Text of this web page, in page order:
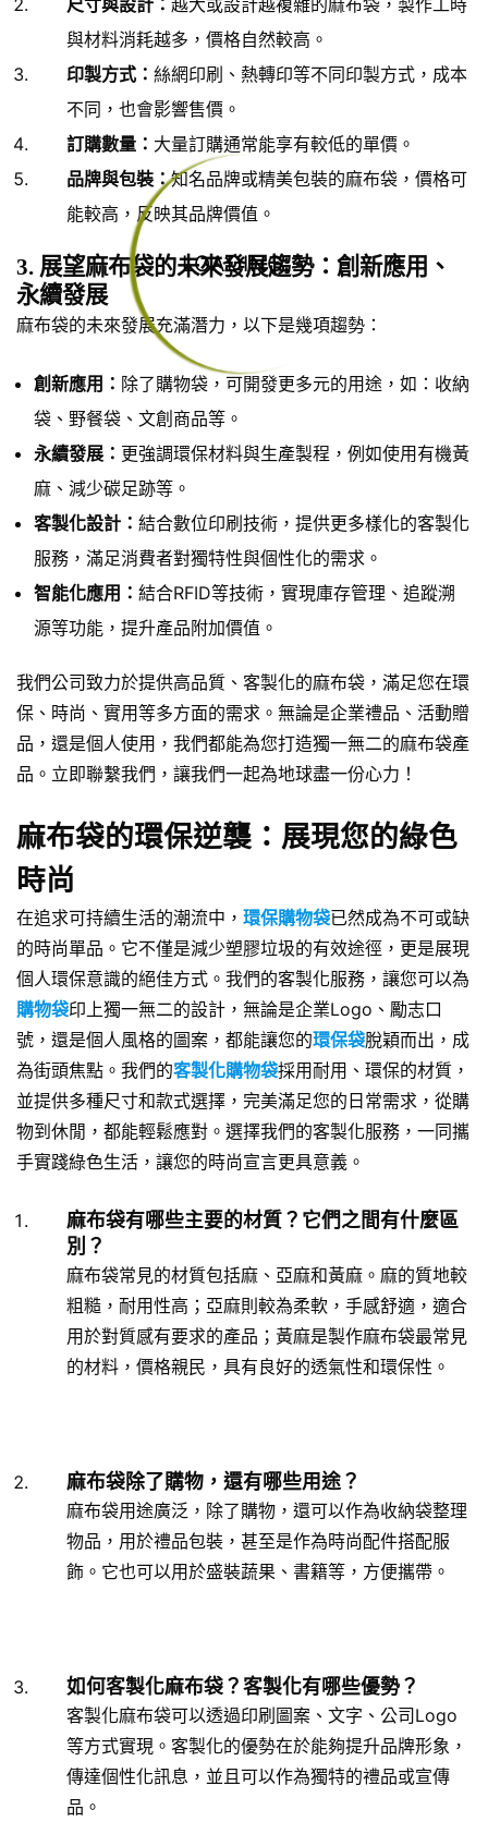
LOADING...
尺寸與設計： 越大或設計越複雜的麻布袋，製作工時
與材料消耗越多，價格自然較高。
印製方式： 絲網印刷、熱轉印等不同印製方式，成本
不同，也會影響售價。
訂購數量： 大量訂購通常能享有較低的單價。
品牌與包裝：知名品牌或精美包裝的麻布袋，價格可
能較高，反映其品牌價值。
3. 展望麻布袋的未來發展趨勢：創新應用、
永續發展
麻布袋的未來發展充滿潛力，以下是幾項趨勢：
創新應用： 除了購物袋，可開發更多元的用途，如：收納
袋、野餐袋、文創商品等。
永續發展： 更強調環保材料與生產製程，例如使用有機黃
麻、減少碳足跡等。
客製化設計： 結合數位印刷技術，提供更多樣化的客製化
服務，滿足消費者對獨特性與個性化的需求。
智能化應用： 結合RFID等技術，實現庫存管理、追蹤溯
源等功能，提升產品附加價值。
我們公司致力於提供高品質、客製化的麻布袋，滿足您在環
保、時尚、實用等多方面的需求。無論是企業禮品、活動贈
品，還是個人使用，我們都能為您打造獨一無二的麻布袋產
品。立即聯繫我們，讓我們一起為地球盡一份心力！
麻布袋的環保逆襲：展現您的綠色
時尚
在追求可持續生活的潮流中， 環保購物袋已然成為不可或缺
的時尚單品。它不僅是減少塑膠垃圾的有效途徑，更是展現
個人環保意識的絕佳方式。我們的客製化服務，讓您可以為
購物袋印上獨一無二的設計，無論是企業Logo、勵志口
號，還是個人風格的圖案，都能讓您的環保袋脫穎而出，成
為街頭焦點。我們的客製化購物袋採用耐用、環保的材質，
並提供多種尺寸和款式選擇，完美滿足您的日常需求，從購
物到休閒，都能輕鬆應對。選擇我們的客製化服務，一同攜
手實踐綠色生活，讓您的時尚宣言更具意義。
麻布袋有哪些主要的材質？它們之間有什麼區
別？
麻布袋常見的材質包括麻、亞麻和黃麻。麻的質地較
粗糙，耐用性高；亞麻則較為柔軟，手感舒適，適合
用於對質感有要求的產品；黃麻是製作麻布袋最常見
的材料，價格親民，具有良好的透氣性和環保性。
麻布袋除了購物，還有哪些用途？
麻布袋用途廣泛，除了購物，還可以作為收納袋整理
物品，用於禮品包裝，甚至是作為時尚配件搭配服
飾。它也可以用於盛裝蔬果、書籍等，方便攜帶。
如何客製化麻布袋？客製化有哪些優勢？
客製化麻布袋可以透過印刷圖案、文字、公司Logo
等方式實現。客製化的優勢在於能夠提升品牌形象，
傳達個性化訊息，並且可以作為獨特的禮品或宣傳
品。